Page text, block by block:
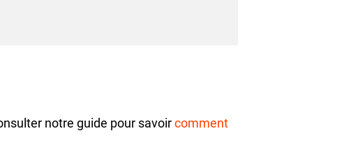
notre guide pour savoircomment